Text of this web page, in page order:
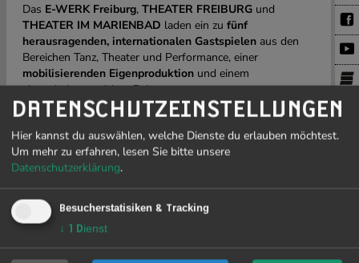
Das E-WERK Freiburg, THEATER FREIBURG und
THEATER IM MARIENBAD laden ein zu fünf
herausragenden, internationalen Gastspielen aus den
Bereichen Tanz, Theater und Performance, einer
mobilisierenden Eigenproduktion und einem
abwechslungsreichen Rahmenprogramm.
Wir zeigen Wagemut & Verletzlichkeit, Hoffnung & Poesie,
Menschlichkeit & die Kraft der Begegnung.
Unser Ziel: vitale Einmischung, aussprechen, was ist, und
gleichzeitig visionäre Gegenwelten entwerfen. Mit der
Kunst und mit Euch!
Den Auftakt machen wir mit derFestivaleröffnung
19:00 Uhr imFoyer des E-WERK Freiburg
Songs of the Wayfarervon Claire Cunningham im E-
DATENSCHUTZEINSTELLUNGEN
Hier kannst du auswählen, welche Dienste du erlauben möchtest.
Um mehr zu erfahren, lesen Sie bitte unsere
Datenschutzerklärung.
Besucherstatisiken & Tracking
↓ 1 Dienst